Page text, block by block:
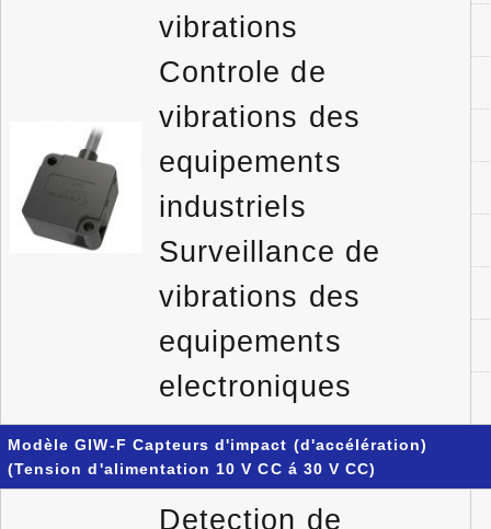
vibrations
Controle de
vibrations des
equipements
industriels
Surveillance de
vibrations des
equipements
electroniques
Modèle GIW-F Capteurs d'impact (d'accélération)
(Tension d'alimentation 10 V CC á 30 V CC)
Detection de